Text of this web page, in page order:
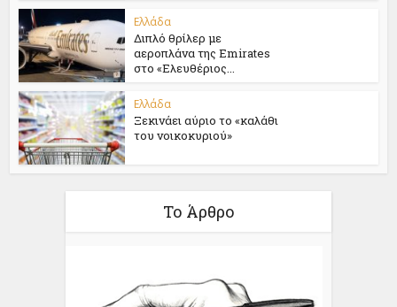
Ελλάδα
Διπλό θρίλερ με
αεροπλάνα της Emirates
στο «Ελευθέριος...
Ελλάδα
Ξεκινάει αύριο το «καλάθι
του νοικοκυριού»
Το Άρθρο